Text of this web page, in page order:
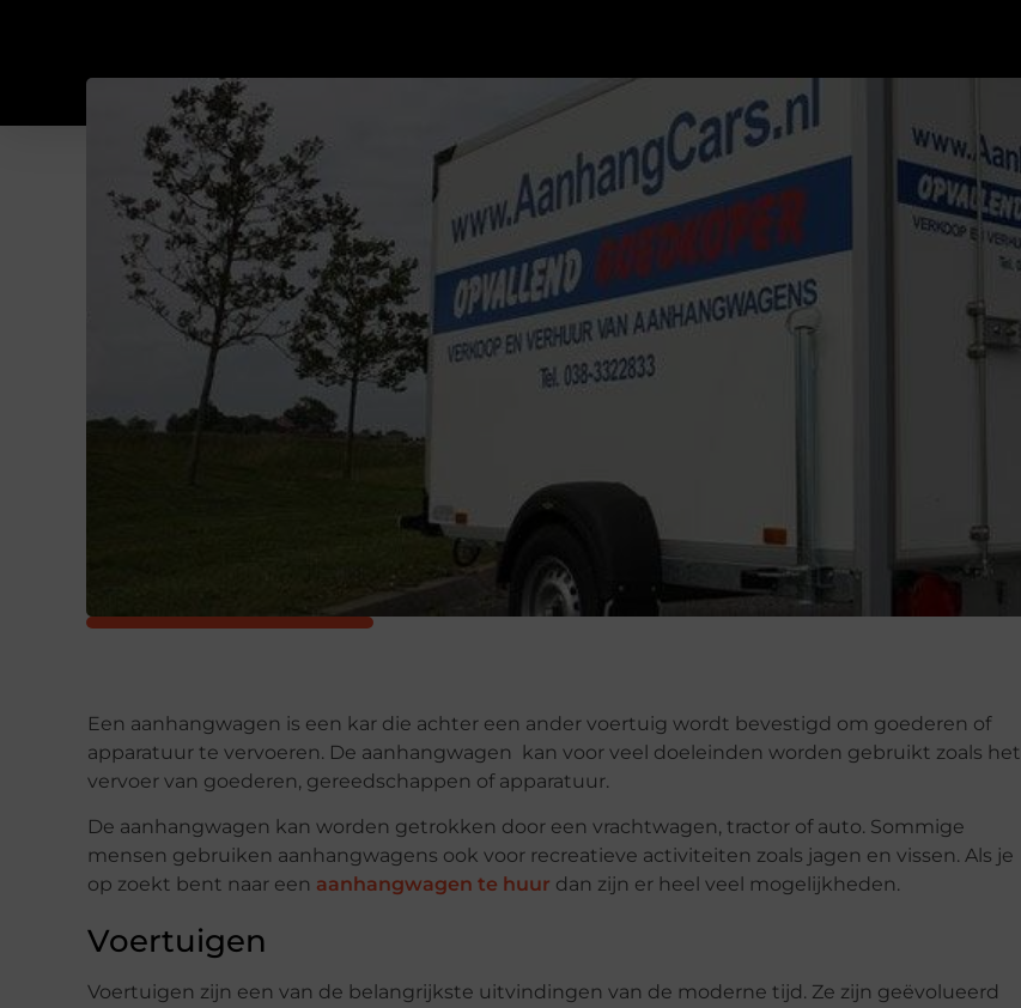
Een aanhangwagen is een kar die achter een ander voertuig wordt bevestigd om goederen of
apparatuur te vervoeren. De aanhangwagen kan voor veel doeleinden worden gebruikt zoals het
vervoer van goederen, gereedschappen of apparatuur.
De aanhangwagen kan worden getrokken door een vrachtwagen, tractor of auto. Sommige
mensen gebruiken aanhangwagens ook voor recreatieve activiteiten zoals jagen en vissen. Als je
op zoekt bent naar een aanhangwagen te huur dan zijn er heel veel mogelijkheden.
Voertuigen
Voertuigen zijn een van de belangrijkste uitvindingen van de moderne tijd. Ze zijn geëvolueerd